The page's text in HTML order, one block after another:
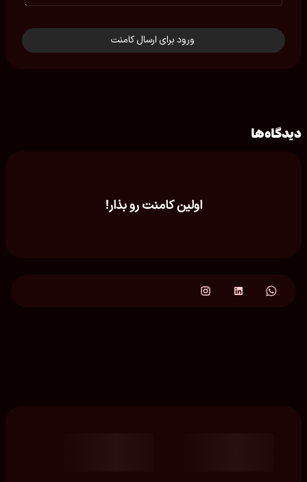
ورود برای ارسال کامنت
دیدگاه‌ها
اولین کامنت رو بذار!